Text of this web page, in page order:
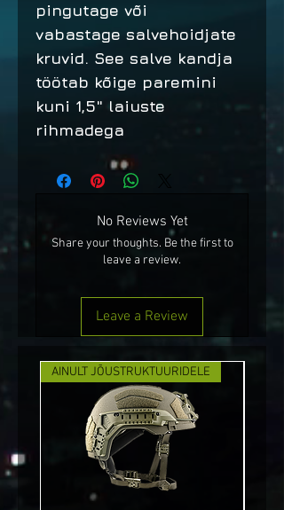
pingutage või
vabastage salvehoidjate
kruvid. See salve kandja
töötab kõige paremini
kuni 1,5" laiuste
rihmadega
No Reviews Yet
Share your thoughts. Be the first to
leave a review.
Leave a Review
AINULT JÕUSTRUKTUURIDELE